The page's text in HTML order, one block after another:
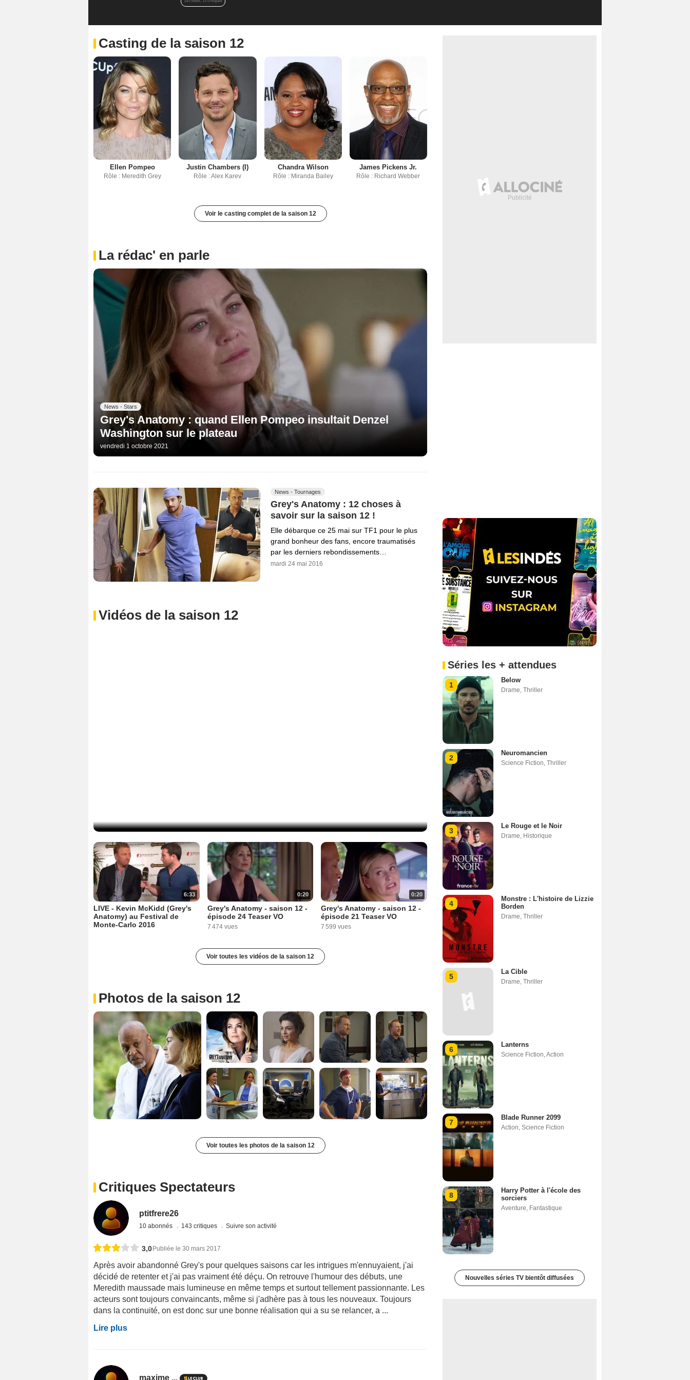
Casting de la saison 12
Ellen Pompeo
Rôle : Meredith Grey
Justin Chambers (I)
Rôle : Alex Karev
Chandra Wilson
Rôle : Miranda Bailey
James Pickens Jr.
Rôle : Richard Webber
Voir le casting complet de la saison 12
La rédac' en parle
News - Stars
Grey's Anatomy : quand Ellen Pompeo insultait Denzel
Washington sur le plateau
vendredi 1 octobre 2021
News - Tournages
Grey's Anatomy : 12 choses à
savoir sur la saison 12 !
Elle débarque ce 25 mai sur TF1 pour le plus
grand bonheur des fans, encore traumatisés
par les derniers rebondissements…
mardi 24 mai 2016
Vidéos de la saison 12
6:33
LIVE - Kevin McKidd (Grey's
Anatomy) au Festival de
Monte-Carlo 2016
0:20
Grey's Anatomy - saison 12 -
épisode 24 Teaser VO
7 474 vues
0:20
Grey's Anatomy - saison 12 -
épisode 21 Teaser VO
7 599 vues
Voir toutes les vidéos de la saison 12
Photos de la saison 12
Voir toutes les photos de la saison 12
Critiques Spectateurs
ptitfrere26
10 abonnés 143 critiques Suivre son activité
3,0Publiée le 30 mars 2017
Après avoir abandonné Grey's pour quelques saisons car les intrigues m'ennuyaient, j'ai
décidé de retenter et j'ai pas vraiment été déçu. On retrouve l'humour des débuts, une
Meredith maussade mais lumineuse en même temps et surtout tellement passionnante. Les
acteurs sont toujours convaincants, même si j'adhère pas à tous les nouveaux. Toujours
dans la continuité, on est donc sur une bonne réalisation qui a su se relancer, a ...
Lire plus
maxime ...
Séries les + attendues
1
Below
Drame Thriller
2
Neuromancien
Science Fiction Thriller
3
Le Rouge et le Noir
Drame Historique
4
Monstre : L'histoire de Lizzie
Borden
Drame Thriller
5
La Cible
Drame Thriller
6
Lanterns
Science Fiction Action
7
Blade Runner 2099
Action Science Fiction
8
Harry Potter à l'école des
sorciers
Aventure Fantastique
Nouvelles séries TV bientôt diffusées